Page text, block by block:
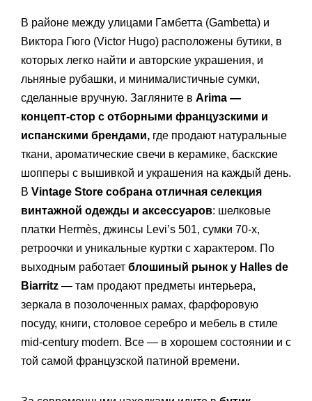
В районе между улицами Гамбетта (Gambetta) и
Виктора Гюго (Victor Hugo) расположены бутики, в
которых легко найти и авторские украшения, и
льняные рубашки, и минималистичные сумки,
сделанные вручную. Загляните в Arima —
концепт-стор с отборными французскими и
испанскими брендами, где продают натуральные
ткани, ароматические свечи в керамике, баскские
шопперы с вышивкой и украшения на каждый день.
В Vintage Store собрана отличная селекция
винтажной одежды и аксессуаров: шелковые
платки Hermès, джинсы Levi’s 501, сумки 70-х,
ретроочки и уникальные куртки с характером. По
выходным работает блошиный рынок у Halles de
Biarritz — там продают предметы интерьера,
зеркала в позолоченных рамах, фарфоровую
посуду, книги, столовое серебро и мебель в стиле
mid-century modern. Все — в хорошем состоянии и с
той самой французской патиной времени.